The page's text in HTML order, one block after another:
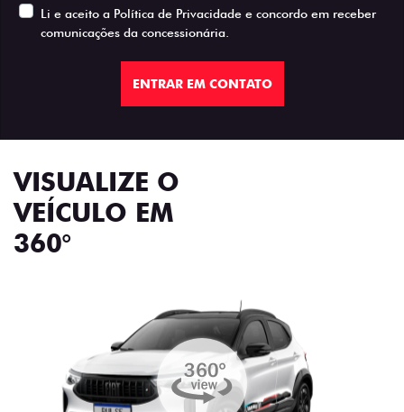
Li e aceito a Política de Privacidade e concordo em receber
comunicações da concessionária.
ENTRAR EM CONTATO
VISUALIZE O
VEÍCULO EM
360°